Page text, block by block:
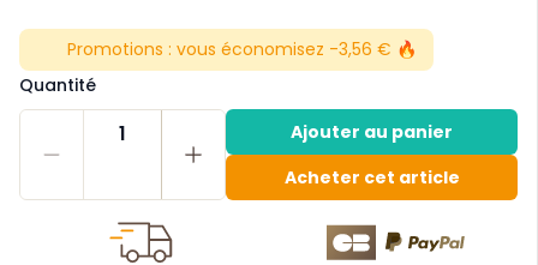
Promotions : vous économisez -3,56 € 🔥
Quantité
1
Ajouter au panier
Acheter cet article